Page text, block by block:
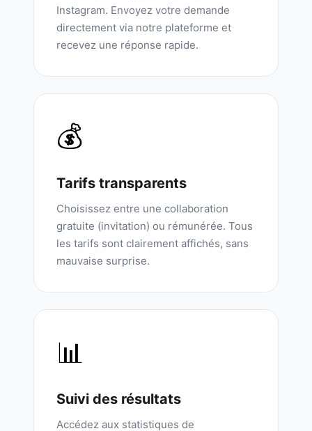
Instagram. Envoyez votre demande
directement via notre plateforme et
recevez une réponse rapide.
💰
Tarifs transparents
Choisissez entre une collaboration
gratuite (invitation) ou rémunérée. Tous
les tarifs sont clairement affichés, sans
mauvaise surprise.
📊
Suivi des résultats
Accédez aux statistiques de